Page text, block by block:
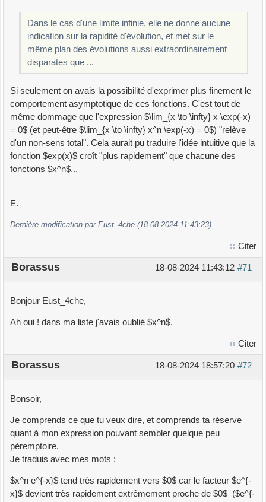
Dans le cas d'une limite infinie, elle ne donne aucune
indication sur la rapidité d'évolution, et met sur le
même plan des évolutions aussi extraordinairement
disparates que ...
Si seulement on avais la possibilité d'exprimer plus finement le
comportement asymptotique de ces fonctions. C'est tout de
même dommage que l'expression $\lim_{x \to \infty} x \exp(-x)
= 0$ (et peut-être $\lim_{x \to \infty} x^n \exp(-x) = 0$) "relève
d'un non-sens total". Cela aurait pu traduire l'idée intuitive que la
fonction $exp(x)$ croît "plus rapidement" que chacune des
fonctions $x^n$...
E.
Dernière modification par Eust_4che (18-08-2024 11:43:23)
Citer
#71
18-08-2024 11:43:12
Borassus
Bonjour Eust_4che,
Ah oui ! dans ma liste j'avais oublié $x^n$.
Citer
#72
18-08-2024 18:57:20
Borassus
Bonsoir,
Je comprends ce que tu veux dire, et comprends ta réserve
quant à mon expression pouvant sembler quelque peu
péremptoire.
Je traduis avec mes mots :
$x^n e^{-x}$ tend très rapidement vers $0$ car le facteur $e^{-
x}$ devient très rapidement extrêmement proche de $0$ ($e^{-